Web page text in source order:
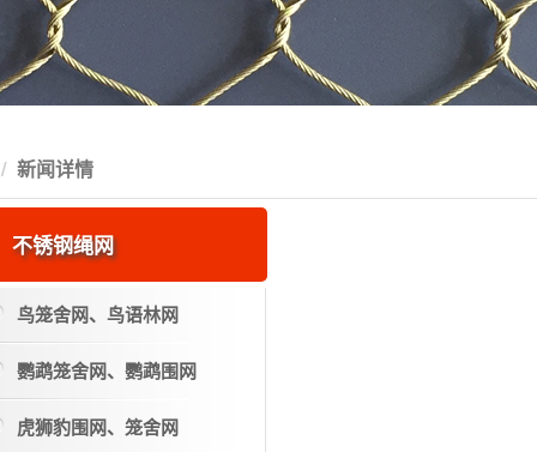
新闻详情
不锈钢绳网
鸟笼舍网、鸟语林网
鹦鹉笼舍网、鹦鹉围网
虎狮豹围网、笼舍网